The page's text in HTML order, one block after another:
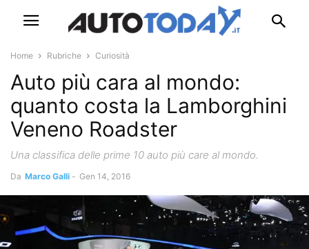
Home Rubriche Curiosità
Auto più cara al mondo:
quanto costa la Lamborghini
Veneno Roadster
Una classifica delle prime 10 auto più care al mondo.
Da Marco Galli - Gen 14, 2016